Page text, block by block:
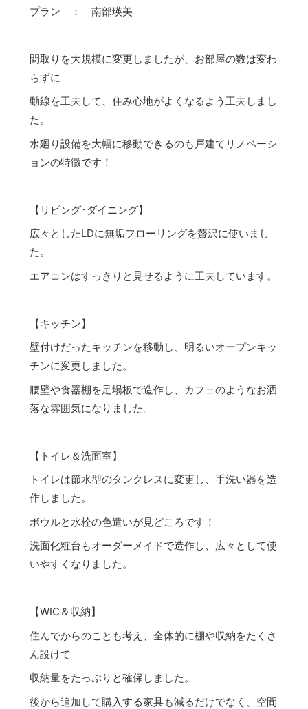
プラン ： 南部瑛美
間取りを大規模に変更しましたが、お部屋の数は変わ
らずに
動線を工夫して、住み心地がよくなるよう工夫しまし
た。
水廻り設備を大幅に移動できるのも戸建てリノベーシ
ョンの特徴です！
【リビング･ダイニング】
広々としたLDに無垢フローリングを贅沢に使いまし
た。
エアコンはすっきりと見せるように工夫しています。
【キッチン】
壁付けだったキッチンを移動し、明るいオープンキッ
チンに変更しました。
腰壁や食器棚を足場板で造作し、カフェのようなお洒
落な雰囲気になりました。
【トイレ＆洗面室】
トイレは節水型のタンクレスに変更し、手洗い器を造
作しました。
ボウルと水栓の色遣いが見どころです！
洗面化粧台もオーダーメイドで造作し、広々として使
いやすくなりました。
【WIC＆収納】
住んでからのことも考え、全体的に棚や収納をたくさ
ん設けて
収納量をたっぷりと確保しました。
後から追加して購入する家具も減るだけでなく、空間